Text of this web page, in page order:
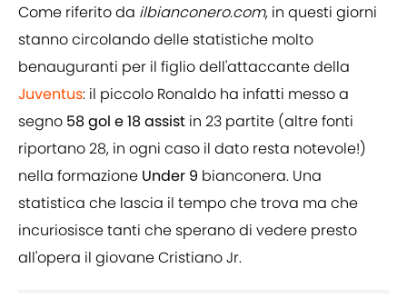
Come riferito da ilbianconero.com, in questi giorni
stanno circolando delle statistiche molto
benauguranti per il figlio dell'attaccante della
Juventus: il piccolo Ronaldo ha infatti messo a
segno 58 gol e 18 assist in 23 partite (altre fonti
riportano 28, in ogni caso il dato resta notevole!)
nella formazione Under 9 bianconera. Una
statistica che lascia il tempo che trova ma che
incuriosisce tanti che sperano di vedere presto
all'opera il giovane Cristiano Jr.